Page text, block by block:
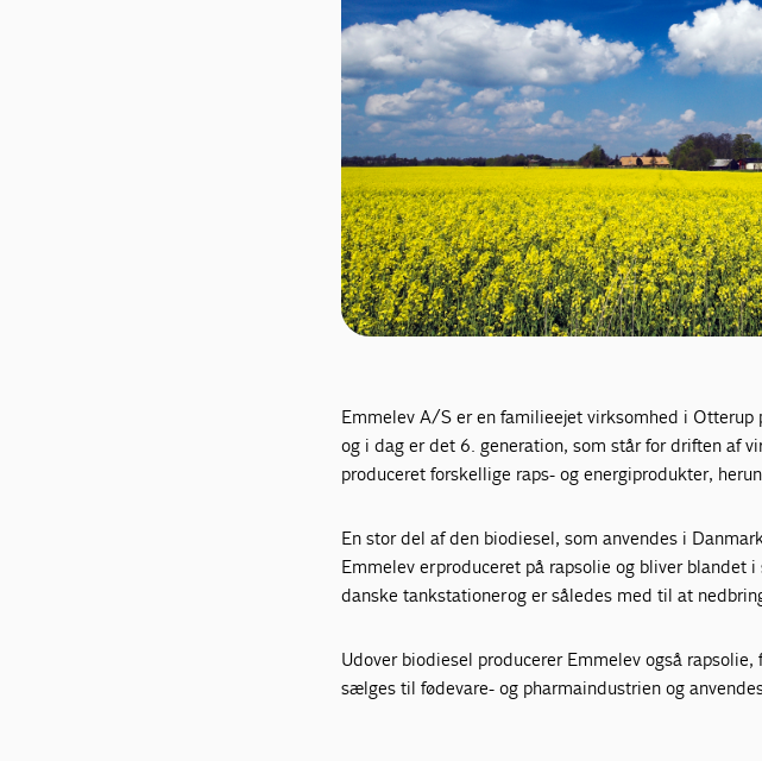
Emmelev A/S er en familieejet virksomhed i
og i dag er det 6. generation, som står for driften af
produceret forskellige raps- og energiprodukter,
En stor del af den biodiesel, som anvendes i
Emmelev er produceret på rapsolie og bliver
danske tankstationer og er således med til at
Udover biodiesel producerer Emmelev også
sælges til fødevare- og pharmaindustrien og